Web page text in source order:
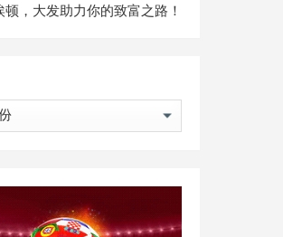
顿，大发助力你的致富之路！